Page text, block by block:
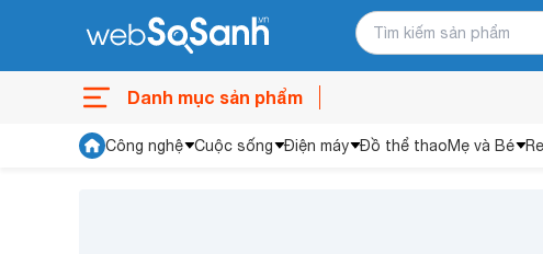
Danh mục sản phẩm
Công nghệ Cuộc sống Điện máy Đồ thể thaoMẹ và Bé